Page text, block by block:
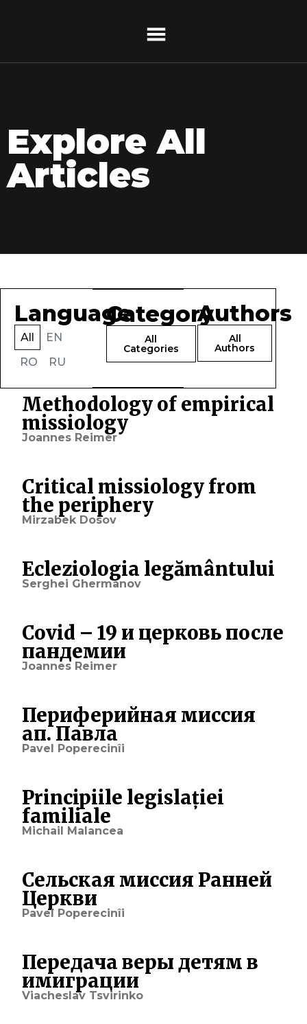
Explore All
Articles
Language
EN
RO
RU
All
Category
All
Categories
Authors
All
Authors
Methodology of empirical
missiology
Joannes Reimer
Critical missiology from
the periphery
Mirzabek Dosov
Ecleziologia legământului
Serghei Ghermanov
Covid – 19 и церковь после
пандемии
Joannes Reimer
Периферийная миссия
ап. Павла
Pavel Poperecinîi
Principiile legislației
familiale
Michail Malancea
Сельская миссия Ранней
Церкви
Pavel Poperecinîi
Передача веры детям в
имиграции
Viacheslav Tsvirinko